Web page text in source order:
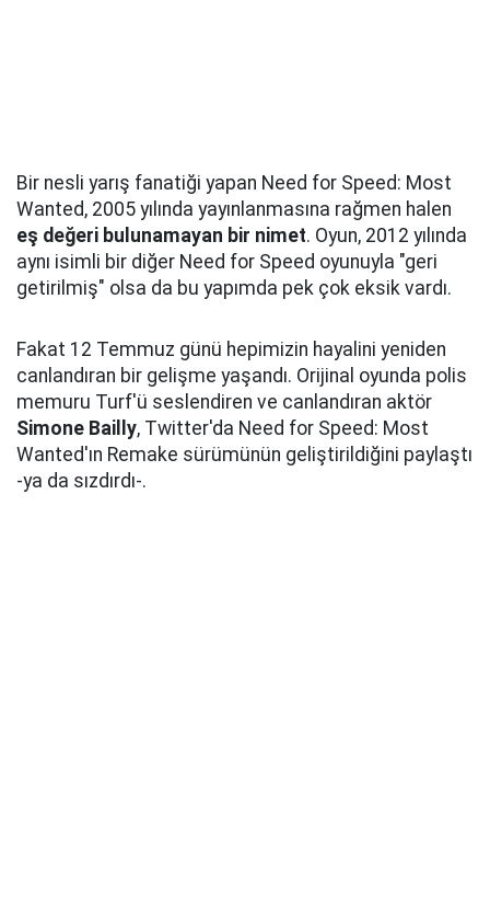
Bir nesli yarış fanatiği yapan Need for Speed: Most
Wanted, 2005 yılında yayınlanmasına rağmen halen
eş değeri bulunamayan bir nimet. Oyun, 2012 yılında
aynı isimli bir diğer Need for Speed oyunuyla "geri
getirilmiş" olsa da bu yapımda pek çok eksik vardı.
Fakat 12 Temmuz günü hepimizin hayalini yeniden
canlandıran bir gelişme yaşandı. Orijinal oyunda polis
memuru Turf'ü seslendiren ve canlandıran aktör
Simone Bailly, Twitter'da Need for Speed: Most
Wanted'ın Remake sürümünün geliştirildiğini paylaştı
-ya da sızdırdı-.